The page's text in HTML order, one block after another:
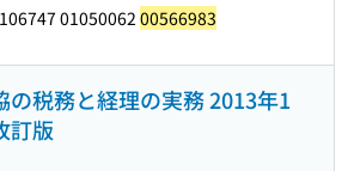
01050062 00566983
の税務と経理の実務 2013年1
訂版